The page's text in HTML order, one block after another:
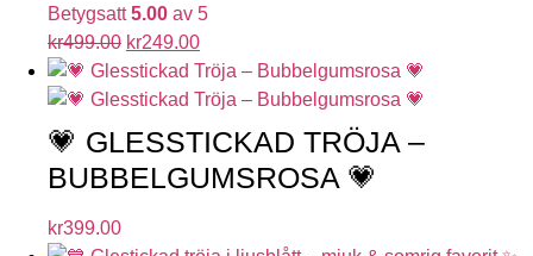
Betygsatt5.00 av 5
kr499.00 kr249.00
💗 GLESSTICKAD TRÖJA –
BUBBELGUMSROSA 💗
kr399.00